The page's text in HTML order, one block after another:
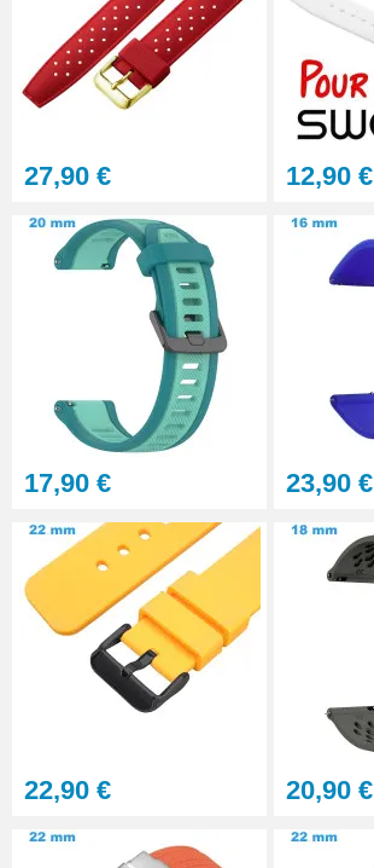
27,90 € 12,90 €
17,90 € 23,90 €
22,90 € 20,90 €